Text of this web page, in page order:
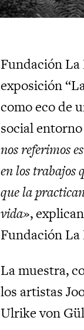
Fundación La
exposición
como eco de
social
nos referimos
en los trabajos
que la
vida»,
Fundación La
La muestra,
los artistas
Ulrike von